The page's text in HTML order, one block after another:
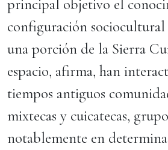
principal objetivo el
configuración
una porción de la Sierra
espacio, afirma, han
tiempos antiguos
mixtecas y cuicatecas,
notablemente en